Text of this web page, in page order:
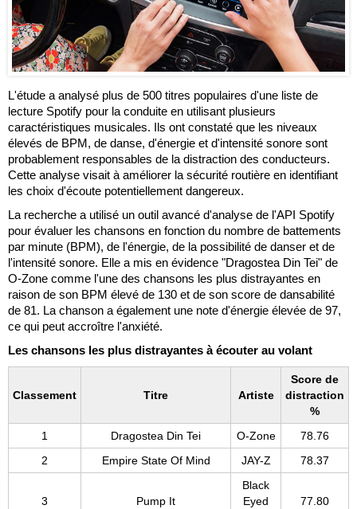
L'étude a analysé plus de 500 titres populaires d'une liste de
lecture Spotify pour la conduite en utilisant plusieurs
caractéristiques musicales. Ils ont constaté que les niveaux
élevés de BPM, de danse, d'énergie et d'intensité sonore sont
probablement responsables de la distraction des conducteurs.
Cette analyse visait à améliorer la sécurité routière en identifiant
les choix d'écoute potentiellement dangereux.
La recherche a utilisé un outil avancé d'analyse de l'API Spotify
pour évaluer les chansons en fonction du nombre de battements
par minute (BPM), de l'énergie, de la possibilité de danser et de
l'intensité sonore. Elle a mis en évidence "Dragostea Din Tei" de
O-Zone comme l'une des chansons les plus distrayantes en
raison de son BPM élevé de 130 et de son score de dansabilité
de 81. La chanson a également une note d'énergie élevée de 97,
ce qui peut accroître l'anxiété.
Les chansons les plus distrayantes à écouter au volant
Classement Titre Artiste
Score de
distraction
%
1
Dragostea Din Tei O-Zone
78.76
2
Empire State Of Mind JAY-Z 78.37
3 Pump It
Black
Eyed
77.80